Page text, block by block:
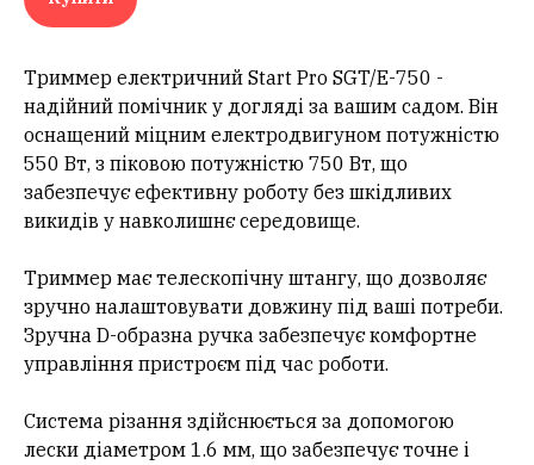
Триммер електричний Start Pro SGT/E-750 -
надійний помічник у догляді за вашим садом. Він
оснащений міцним електродвигуном потужністю
550 Вт, з піковою потужністю 750 Вт, що
забезпечує ефективну роботу без шкідливих
викидів у навколишнє середовище.
Триммер має телескопічну штангу, що дозволяє
зручно налаштовувати довжину під ваші потреби.
Зручна D-образна ручка забезпечує комфортне
управління пристроєм під час роботи.
Система різання здійснюється за допомогою
лески діаметром 1.6 мм, що забезпечує точне і